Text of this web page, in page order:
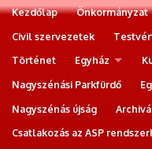
Kezdőlap Önkormányzat
Civil szervezetek
Történet
Egyház
Nagyszénási Parkfürdő
Nagyszénás újság
Csatlakozás az ASP